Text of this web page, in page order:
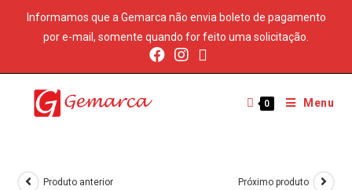
Informamos que a Gemarca não envia boleto de pagamento
por e-mail, somente quando for feito uma solicitação.
0 Menu
Produto anterior Próximo produto